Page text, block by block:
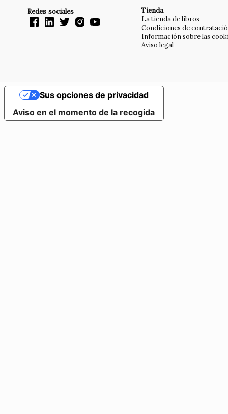
Redes sociales Tienda
La tienda de libros
Condiciones de
Información sobre las
Aviso legal
Aviso en el momento de la recogida
Sus opciones de privacidad